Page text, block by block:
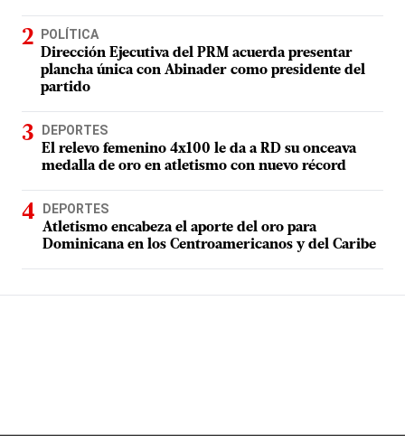
POLÍTICA
Dirección Ejecutiva del PRM acuerda presentar
plancha única con Abinader como presidente del
partido
DEPORTES
El relevo femenino 4x100 le da a RD su onceava
medalla de oro en atletismo con nuevo récord
DEPORTES
Atletismo encabeza el aporte del oro para
Dominicana en los Centroamericanos y del Caribe